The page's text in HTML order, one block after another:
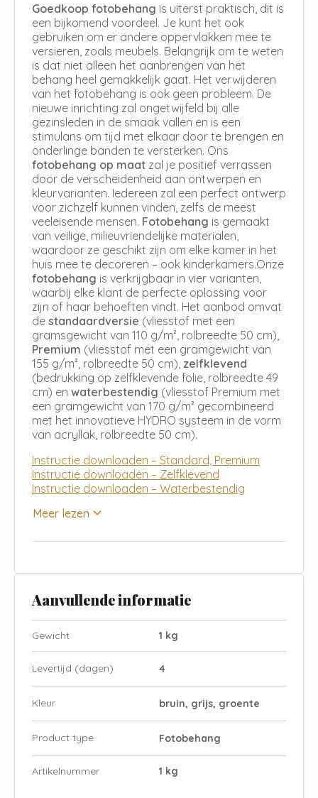
Goedkoop fotobehang is uiterst praktisch, dit is
een bijkomend voordeel. Je kunt het ook
gebruiken om er andere oppervlakken mee te
versieren, zoals meubels. Belangrijk om te weten
is dat niet alleen het aanbrengen van het
behang heel gemakkelijk gaat. Het verwijderen
van het fotobehang is ook geen probleem. De
nieuwe inrichting zal ongetwijfeld bij alle
gezinsleden in de smaak vallen en is een
stimulans om tijd met elkaar door te brengen en
onderlinge banden te versterken. Ons
fotobehang op maat zal je positief verrassen
door de verscheidenheid aan ontwerpen en
kleurvarianten. Iedereen zal een perfect ontwerp
voor zichzelf kunnen vinden, zelfs de meest
veeleisende mensen. Fotobehang is gemaakt
van veilige, milieuvriendelijke materialen,
waardoor ze geschikt zijn om elke kamer in het
huis mee te decoreren – ook kinderkamers.Onze
fotobehang is verkrijgbaar in vier varianten,
waarbij elke klant de perfecte oplossing voor
zijn of haar behoeften vindt. Het aanbod omvat
de standaardversie (vliesstof met een
gramsgewicht van 110 g/m², rolbreedte 50 cm),
Premium (vliesstof met een gramgewicht van
155 g/m², rolbreedte 50 cm), zelfklevend
(bedrukking op zelfklevende folie, rolbreedte 49
cm) en waterbestendig (vliesstof Premium met
een gramgewicht van 170 g/m² gecombineerd
met het innovatieve HYDRO systeem in de vorm
van acryllak, rolbreedte 50 cm).
Instructie downloaden – Standard, Premium
Instructie downloaden – Zelfklevend
Instructie downloaden – Waterbestendig
Meer lezen
Aanvullende informatie
Gewicht 1 kg
Levertijd (dagen) 4
Kleur bruin, grijs, groente
Product type Fotobehang
Artikelnummer 1 kg